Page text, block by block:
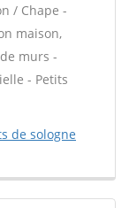
/ Chape -
maison,
murs -
- Petits
de sologne